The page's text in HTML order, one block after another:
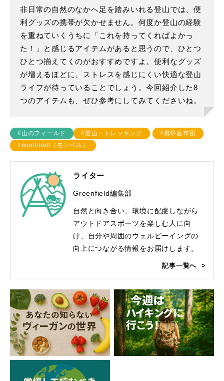
非日常の自然のなかへ足を踏みいれる登山では、便
利グッズの携帯が欠かせません。何度か登山の経験
を重ねていくうちに「これを持ってくればよかっ
た！」と感じるアイテムがあると思うので、ひとつ
ひとつ揃えてくのがおすすめですよ。便利なグッズ
が増えるほどに、ストレスを感じにくい快適な登山
ライフが待っていることでしょう。今回紹介した8
つのアイテムも、ぜひ参考にしてみてくださいね。
#山のフィールド #登山・トレッキング
#携帯座布団
#mont-bell（モンベル）
ライター
Greenfield編集部
自然と向き合い、環境に配慮しながら
アウトドアスポーツを楽しむ人に向
け、自分や周囲のウェルビーイングの
向上につながる情報をお届けします。
記事一覧へ